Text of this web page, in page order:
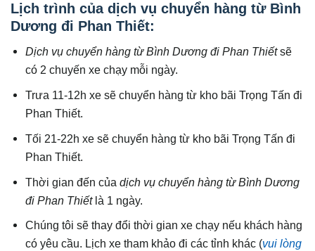
Lịch trình của dịch vụ chuyển hàng từ Bình
Dương đi Phan Thiết:
Dịch vụ chuyển hàng từ Bình Dương đi Phan Thiếtsẽ
có 2 chuyến xe chạy mỗi ngày.
Trưa 11-12h xe sẽ chuyển hàng từ kho bãi Trọng Tấn đi
Phan Thiết.
Tối 21-22h xe sẽ chuyển hàng từ kho bãi Trọng Tấn đi
Phan Thiết.
Thời gian đến củadịch vụ chuyển hàng từ Bình Dương
đi Phan Thiết là 1 ngày.
Chúng tôi sẽ thay đổi thời gian xe chạy nếu khách hàng
có yêu cầu. Lịch xe tham khảo đi các tỉnh khác (vui lòng